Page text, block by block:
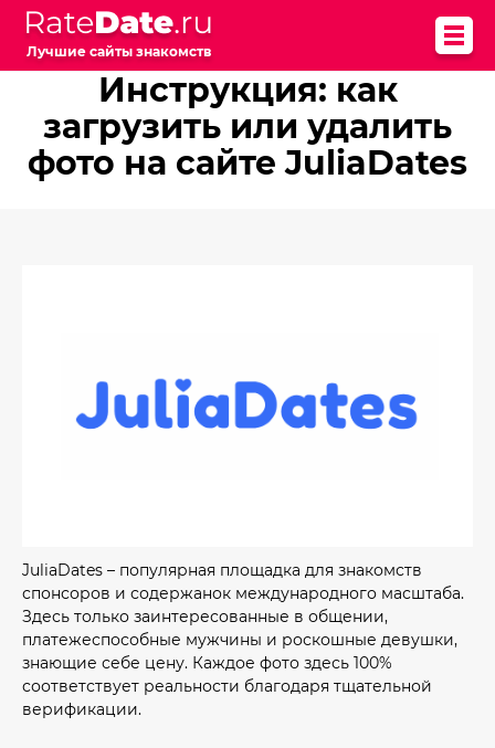
Лучшие сайты знакомств
Инструкция: как
загрузить или удалить
фото на сайте JuliaDates
JuliaDates – популярная площадка для знакомств
спонсоров и содержанок международного масштаба.
Здесь только заинтересованные в общении,
платежеспособные мужчины и роскошные девушки,
знающие себе цену. Каждое фото здесь 100%
соответствует реальности благодаря тщательной
верификации.